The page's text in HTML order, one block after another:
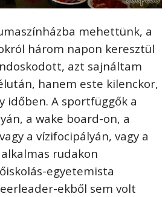
mehettünk, a
három napon keresztül
azt sajnáltam
hanem este kilenckor,
időben. A sportfüggők a
a wake board-on, a
a vízifocipályán, vagy a
rudakon
egyetemista
ekből sem volt